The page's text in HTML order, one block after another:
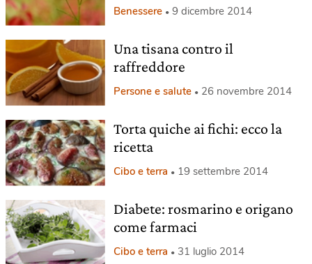
Benessere 9 dicembre 2014
Una tisana contro il
raffreddore
Persone e salute 26 novembre 2014
Torta quiche ai fichi: ecco la
ricetta
Cibo e terra 19 settembre 2014
Diabete: rosmarino e origano
come farmaci
Cibo e terra 31 luglio 2014